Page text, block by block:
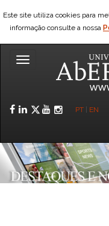
Este site utiliza cookies para
informação consulte a nossa
Toggle
Facebook
LinkedIn
Twitter
PT EN